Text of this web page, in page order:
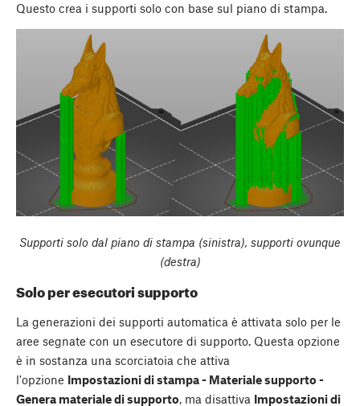
Questo crea i supporti solo con base sul piano di stampa.
Supporti solo dal piano di stampa (sinistra), supporti ovunque
(destra)
Solo per esecutori supporto
La generazioni dei supporti automatica è attivata solo per le
aree segnate con un esecutore di supporto. Questa opzione
è in sostanza una scorciatoia che attiva
l'opzione Impostazioni di stampa - Materiale supporto -
Genera materiale di supporto, ma disattiva Impostazioni di